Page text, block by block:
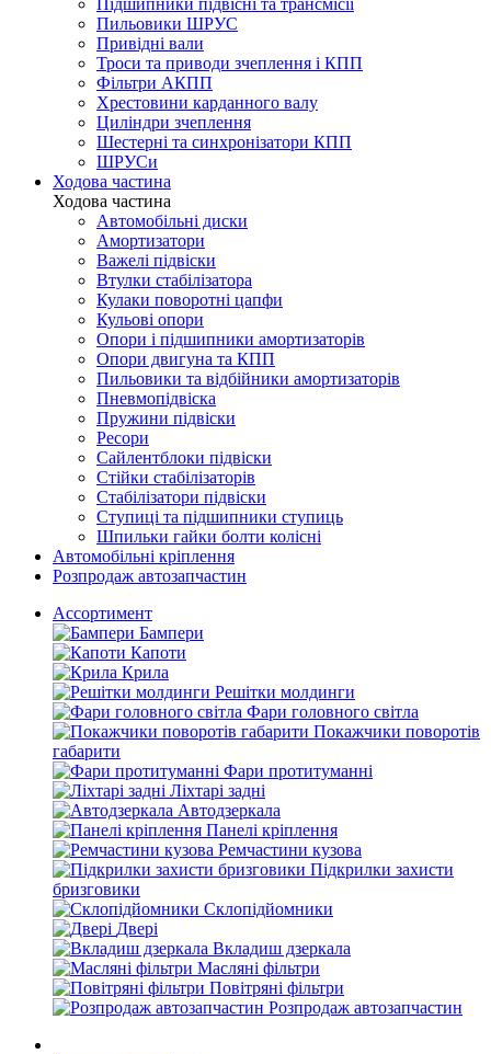
Підшипники підвісні та трансмісії
Пильовики ШРУС
Привідні вали
Троси та приводи зчеплення і КПП
Фільтри АКПП
Хрестовини карданного валу
Циліндри зчеплення
Шестерні та синхронізатори КПП
ШРУСи
Ходова частина
Ходова частина
Автомобільні диски
Амортизатори
Важелі підвіски
Втулки стабілізатора
Кулаки поворотні цапфи
Кульові опори
Опори і підшипники амортизаторів
Опори двигуна та КПП
Пильовики та відбійники амортизаторів
Пневмопідвіска
Пружини підвіски
Ресори
Сайлентблоки підвіски
Стійки стабілізаторів
Стабілізатори підвіски
Ступиці та підшипники ступиць
Шпильки гайки болти колісні
Автомобільні кріплення
Розпродаж автозапчастин
Ассортимент
Бампери
Капоти
Крила
Решітки молдинги
Фари головного світла
Покажчики поворотів
габарити
Фари протитуманні
Ліхтарі задні
Автодзеркала
Панелі кріплення
Ремчастини кузова
Підкрилки захисти
бризговики
Склопідйомники
Двері
Вкладиш дзеркала
Масляні фільтри
Повітряні фільтри
Розпродаж автозапчастин